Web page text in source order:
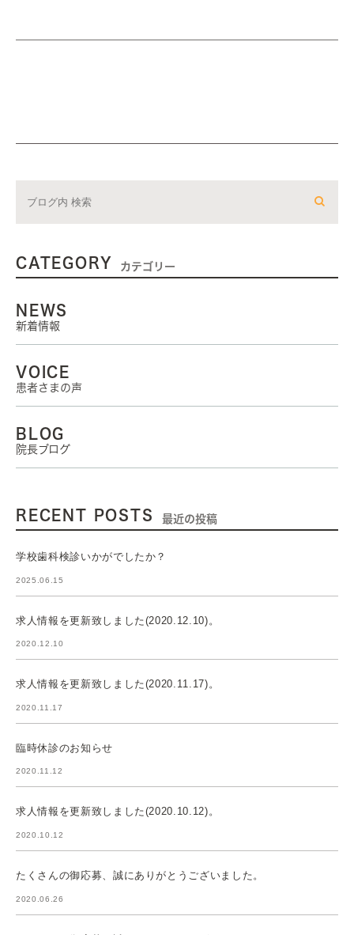
CATEGORY カテゴリー
NEWS
新着情報
VOICE
患者さまの声
BLOG
院長ブログ
RECENT POSTS 最近の投稿
学校歯科検診いかがでしたか？
2025.06.15
求人情報を更新致しました(2020.12.10)。
2020.12.10
求人情報を更新致しました(2020.11.17)。
2020.11.17
臨時休診のお知らせ
2020.11.12
求人情報を更新致しました(2020.10.12)。
2020.10.12
たくさんの御応募、誠にありがとうございました。
2020.06.26